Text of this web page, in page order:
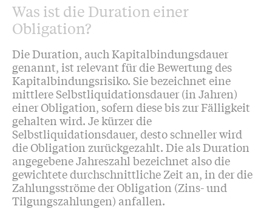
Was ist die Duration einer
Obligation?
Die Duration, auch Kapitalbindungsdauer
genannt, ist relevant für die Bewertung des
Kapitalbindungsrisiko. Sie bezeichnet eine
mittlere Selbstliquidationsdauer (in Jahren)
einer Obligation, sofern diese bis zur Fälligkeit
gehalten wird. Je kürzer die
Selbstliquidationsdauer, desto schneller wird
die Obligation zurückgezahlt. Die als Duration
angegebene Jahreszahl bezeichnet also die
gewichtete durchschnittliche Zeit an, in der die
Zahlungsströme der Obligation (Zins- und
Tilgungszahlungen) anfallen.